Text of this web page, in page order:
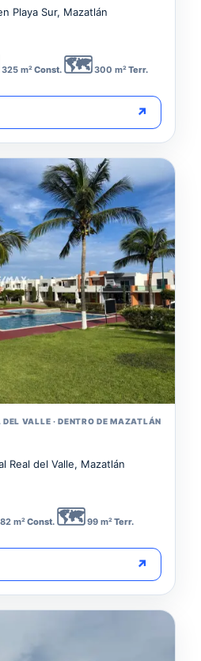
Playa Sur, Mazatlán
325 m²Const. 🗺️300 m²Terr.
↗
↗
DEL VALLE · DENTRO DE MAZATLÁN
Real del Valle, Mazatlán
82 m²Const. 🗺️99 m²Terr.
↗